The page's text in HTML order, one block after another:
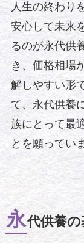
人生の終わり
安心して未来
るのが永代供
き、価格相場
解しやすい形
て、永代供養
族にとって最
とを願ってい
永代供養